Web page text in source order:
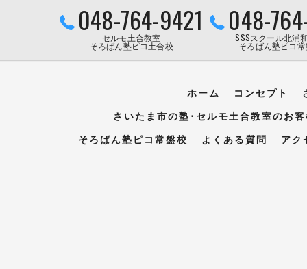
048-764-9421
セルモ土合教室
そろばん塾ピコ土合校
048-
SSSスクール北浦
そろばん塾ピコ
ホーム コンセプト
さいたま市の塾･セルモ土合教室のお
そろばん塾ピコ常盤校
よくある質問 アク